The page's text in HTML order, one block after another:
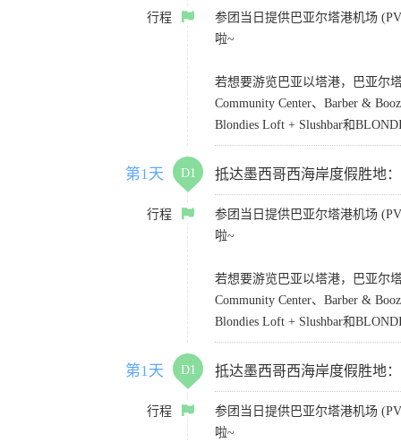
行程
参团当日提供巴亚尔塔港机场
啦~
若想要游览巴亚以塔港，巴亚尔
Community Center、Barber &
Blondies Loft + Slushbar和
第1天 D1 抵达墨西哥西海岸度假胜地：
行程
参团当日提供巴亚尔塔港机场
啦~
若想要游览巴亚以塔港，巴亚尔
Community Center、Barber &
Blondies Loft + Slushbar和
第1天 D1 抵达墨西哥西海岸度假胜地：
行程
参团当日提供巴亚尔塔港机场
啦~